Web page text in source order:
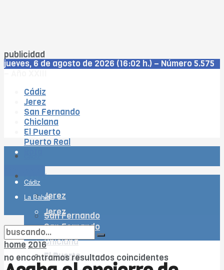
publicidad
jueves, 6 de agosto de 2026 (16:02 h.) – Número 5.575
Cádiz
Jerez
San Fernando
Chiclana
El Puerto
Puerto Real
La Bahía
Jerez
San Fernando
Chiclana
El Puerto
Cádiz
La Bahía
Jerez
San Fernando
Chiclana
El Puerto
no encontramos resultados coincidentes
home 2016